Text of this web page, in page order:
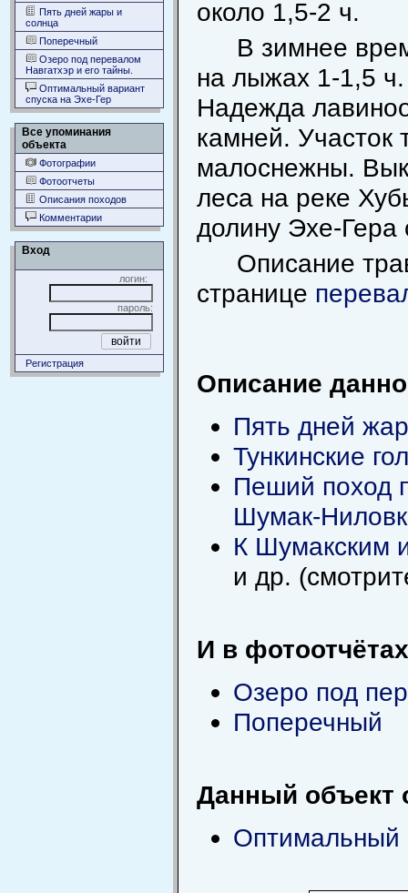
Пять дней жары и
солнца
Поперечный
Озеро под перевалом
Навгатхэр и его тайны.
Оптимальный вариант
спуска на Эхе-Гер
Все упоминания
объекта
Фотографии
Фотоотчеты
Описания походов
Комментарии
Вход
логин:
пароль:
Регистрация
около 1,5-2 ч.
В зимнее
на лыжах 1-1,5
Надежда
камней. Участок
малоснежны.
леса на реке
долину Эхе-Гера
Описание
странице
Описание
Пять дней
Тункинские
Пеший поход
Шумак-
К Шумакским
и др.
И в
Озеро под
Поперечный
Данный объект
Оптимальный